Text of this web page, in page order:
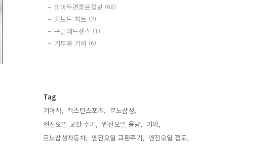
알아두면좋은정보 (68)
쀨보드 챠트 (2)
구글애드센스 (1)
기부와 기여 (6)
Tag
기아차, 렉스턴스포츠, 르노삼성,
엔진오일 교환 주기, 엔진오일 용량, 기아,
르노삼성자동차, 엔진오일 교환주기, 엔진오일 점도,